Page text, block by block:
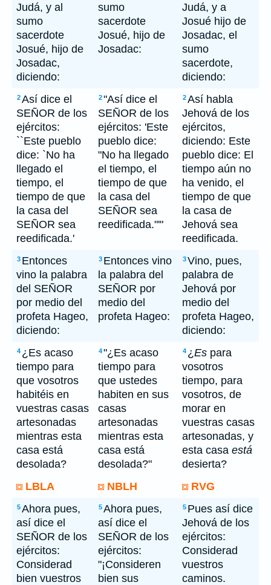
Judá, y al
sumo
sacerdote
Josué, hijo de
Josadac,
diciendo:
sumo
sacerdote
Josué, hijo de
Josadac:
Judá, y a
Josué hijo de
Josadac, el
sumo
sacerdote,
diciendo:
2Así dice el
SEÑOR de los
ejércitos:
``Este pueblo
dice: `No ha
llegado el
tiempo, el
tiempo de que
la casa del
SEÑOR sea
reedificada.'
2"Así dice el
SEÑOR de los
ejércitos: 'Este
pueblo dice:
"No ha llegado
el tiempo, el
tiempo de que
la casa del
SEÑOR sea
reedificada."'"
2Así habla
Jehová de los
ejércitos,
diciendo: Este
pueblo dice: El
tiempo aún no
ha venido, el
tiempo de que
la casa de
Jehová sea
reedificada.
3 Entonces
vino la palabra
del SEÑOR
por medio del
profeta Hageo,
diciendo:
3 Entonces vino
la palabra del
SEÑOR por
medio del
profeta Hageo:
3Vino, pues,
palabra de
Jehová por
medio del
profeta Hageo,
diciendo:
4 ¿Es acaso
tiempo para
que vosotros
habitéis en
vuestras casas
artesonadas
mientras esta
casa está
desolada?
4"¿Es acaso
tiempo para
que ustedes
habiten en sus
casas
artesonadas
mientras esta
casa está
desolada?"
4 ¿Es para
vosotros
tiempo, para
vosotros, de
morar en
vuestras casas
artesonadas, y
esta casa está
desierta?
LBLA
NBLH RVG
5Ahora pues,
así dice el
SEÑOR de los
ejércitos:
Considerad
bien vuestros
5Ahora pues,
así dice el
SEÑOR de los
ejércitos:
"¡Consideren
bien sus
5 Pues así dice
Jehová de los
ejércitos:
Considerad
vuestros
caminos.